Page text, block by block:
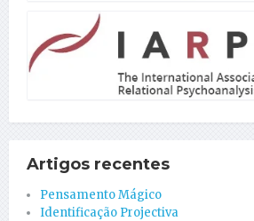
Artigos recentes
Pensamento Mágico
Identificação Projectiva